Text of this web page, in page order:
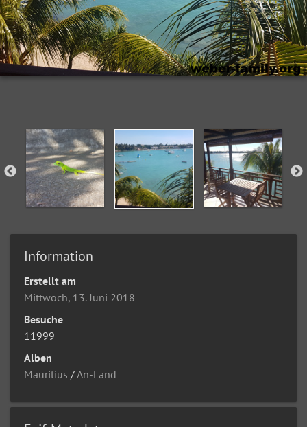
Information
Erstellt am
Mittwoch, 13. Juni 2018
Besuche
11999
Alben
Mauritius /An-Land